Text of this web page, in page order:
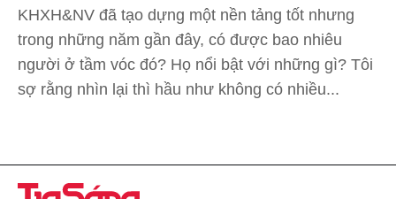
KHXH&NV đã tạo dựng một nền tảng tốt nhưng
trong những năm gần đây, có được bao nhiêu
người ở tầm vóc đó? Họ nổi bật với những gì? Tôi
sợ rằng nhìn lại thì hầu như không có nhiều...